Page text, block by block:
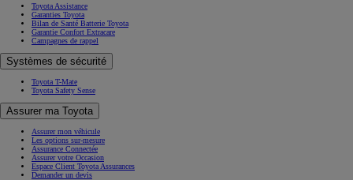
Toyota Assistance
Garanties Toyota
Bilan de Santé Batterie Toyota
Garantie Confort Extracare
Campagnes de rappel
Systèmes de sécurité
Toyota T-Mate
Toyota Safety Sense
Assurer ma Toyota
Assurer mon véhicule
Les options sur-mesure
Assurance Connectée
Assurer votre Occasion
Espace Client Toyota Assurances
Demander un devis